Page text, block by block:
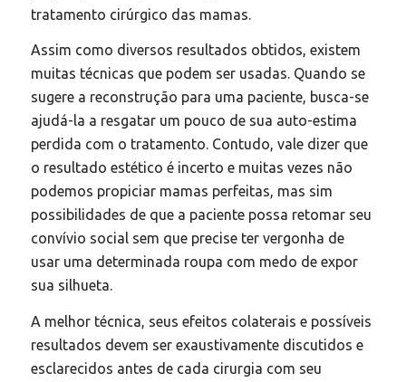
tratamento cirúrgico das mamas.
Assim como diversos resultados obtidos, existem
muitas técnicas que podem ser usadas. Quando se
sugere a reconstrução para uma paciente, busca-se
ajudá-la a resgatar um pouco de sua auto-estima
perdida com o tratamento. Contudo, vale dizer que
o resultado estético é incerto e muitas vezes não
podemos propiciar mamas perfeitas, mas sim
possibilidades de que a paciente possa retomar seu
convívio social sem que precise ter vergonha de
usar uma determinada roupa com medo de expor
sua silhueta.
A melhor técnica, seus efeitos colaterais e possíveis
resultados devem ser exaustivamente discutidos e
esclarecidos antes de cada cirurgia com seu